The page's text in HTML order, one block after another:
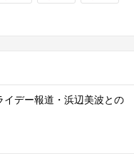
デー報道・浜辺美波との